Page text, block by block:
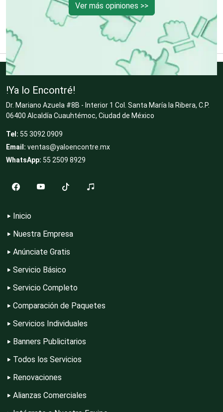
Dulcerías
Editores
Electricidad y Plomería
Elevadores y Ascensores
Empaques y Embalajes
Empresas de Limpieza
Energía Solar
Enfermedades de la Piel
Ver más opiniones >>
!Ya lo Encontré!
Dr. Mariano Azuela #8B - Interior 1 Col. Santa María la Ribera, C.P.
06400 Alcaldía Cuauhtémoc, Ciudad de México
Tel: 55 3092 0909
Email: ventas@yaloencontre.mx
WhatsApp: 55 2509 8929
Inicio
Nuestra Empresa
Anúnciate Gratis
Servicio Básico
Servicio Completo
Comparación de Paquetes
Servicios Individuales
Banners Publicitarios
Todos los Servicios
Renovaciones
Alianzas Comerciales